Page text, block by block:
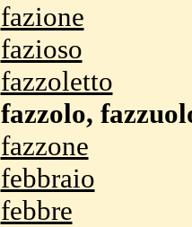
fazione
fazioso
fazzoletto
fazzolo,
fazzone
febbraio
febbre